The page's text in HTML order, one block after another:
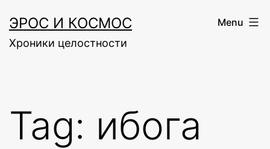
to
content
ЭРОС И КОСМОС
Хроники целостности
Menu
Tag: ибога